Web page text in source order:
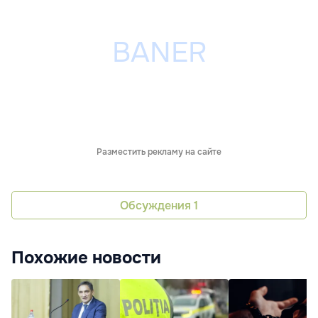
Разместить рекламу на сайте
Обсуждения 1
Похожие новости